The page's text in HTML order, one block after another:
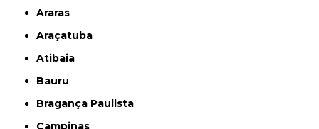
Araras
Araçatuba
Atibaia
Bauru
Bragança Paulista
Campinas